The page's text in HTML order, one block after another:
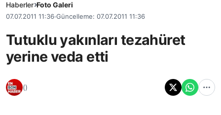
Haberler Foto Galeri
07.07.2011 11:36 Güncelleme: 07.07.2011 11:36
Tutuklu yakınları tezahüret
yerine veda etti
()